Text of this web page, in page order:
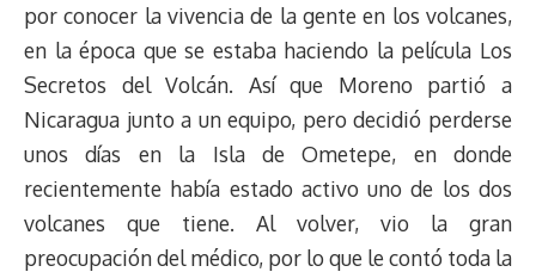
por conocer la vivencia de la gente en los volcanes,
en la época que se estaba haciendo la película Los
Secretos del Volcán. Así que Moreno partió a
Nicaragua junto a un equipo, pero decidió perderse
unos días en la Isla de Ometepe, en donde
recientemente había estado activo uno de los dos
volcanes que tiene. Al volver, vio la gran
preocupación del médico, por lo que le contó toda la